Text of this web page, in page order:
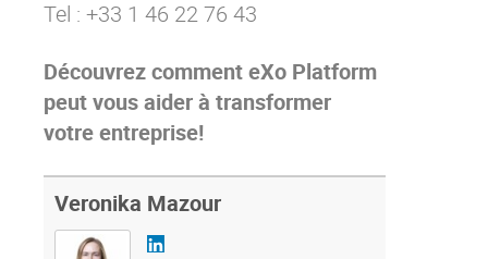
Tel : +33 1 46 22 76 43
Découvrez comment eXo Platform
peut vous aider à transformer
votre entreprise!
Veronika Mazour